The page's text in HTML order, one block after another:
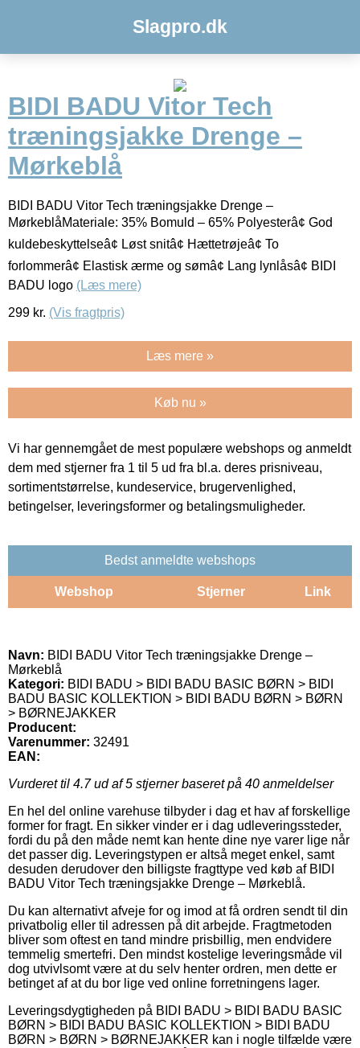
Slagpro.dk
BIDI BADU Vitor Tech
træningsjakke Drenge –
Mørkeblå
BIDI BADU Vitor Tech træningsjakke Drenge –
MørkeblåMateriale: 35% Bomuld – 65% Polyesterâ¢ God
kuldebeskyttelseâ¢ Løst snitâ¢ Hættetrøjeâ¢ To
forlommerâ¢ Elastisk ærme og sømâ¢ Lang lynlåsâ¢ BIDI
BADU logo (Læs mere)
299 kr. (Vis fragtpris)
Læs mere »
Køb nu »
Vi har gennemgået de mest populære webshops og anmeldt
dem med stjerner fra 1 til 5 ud fra bl.a. deres prisniveau,
sortimentstørrelse, kundeservice, brugervenlighed,
betingelser, leveringsformer og betalingsmuligheder.
Bedst anmeldte webshops
Webshop Stjerner Link
Navn: BIDI BADU Vitor Tech træningsjakke Drenge –
Mørkeblå
Kategori: BIDI BADU > BIDI BADU BASIC BØRN > BIDI
BADU BASIC KOLLEKTION > BIDI BADU BØRN > BØRN
> BØRNEJAKKER
Producent:
Varenummer: 32491
EAN:
Vurderet til 4.7ud af 5 stjerner baseret på 40 anmeldelser
En hel del online varehuse tilbyder i dag et hav af forskellige
former for fragt. En sikker vinder er i dag udleveringssteder,
fordi du på den måde nemt kan hente dine nye varer lige når
det passer dig. Leveringstypen er altså meget enkel, samt
desuden derudover den billigste fragttype ved køb af BIDI
BADU Vitor Tech træningsjakke Drenge – Mørkeblå.
Du kan alternativt afveje for og imod at få ordren sendt til din
privatbolig eller til adressen på dit arbejde. Fragtmetoden
bliver som oftest en tand mindre prisbillig, men endvidere
temmelig smertefri. Den mindst kostelige leveringsmåde vil
dog utvivlsomt være at du selv henter ordren, men dette er
betinget af at du bor lige ved online forretningens lager.
Leveringsdygtigheden på BIDI BADU > BIDI BADU BASIC
BØRN > BIDI BADU BASIC KOLLEKTION > BIDI BADU
BØRN > BØRN > BØRNEJAKKER kan i nogle tilfælde være